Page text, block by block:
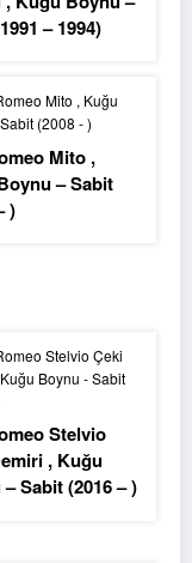
– 1994)
Mito ,
– Sabit
)
Stelvio
, Kuğu
Sabit (2016 – )